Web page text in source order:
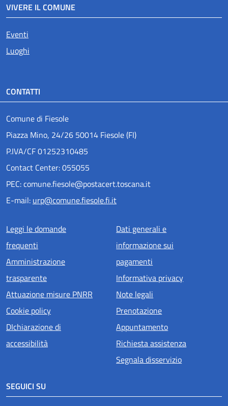
VIVERE IL COMUNE
Eventi
Luoghi
CONTATTI
Comune di Fiesole
Piazza Mino, 24/26 50014 Fiesole (FI)
P.IVA/CF 01252310485
Contact Center: 055055
PEC: comune.fiesole@postacert.toscana.it
E-mail: urp@comune.fiesole.fi.it
Menu piè di pagina
Leggi le domande
frequenti
Amministrazione
trasparente
Attuazione misure PNRR
Cookie policy
DIchiarazione di
accessibilità
Dati generali e
informazione sui
pagamenti
Informativa privacy
Note legali
Prenotazione
Appuntamento
Richiesta assistenza
Segnala disservizio
SEGUICI SU